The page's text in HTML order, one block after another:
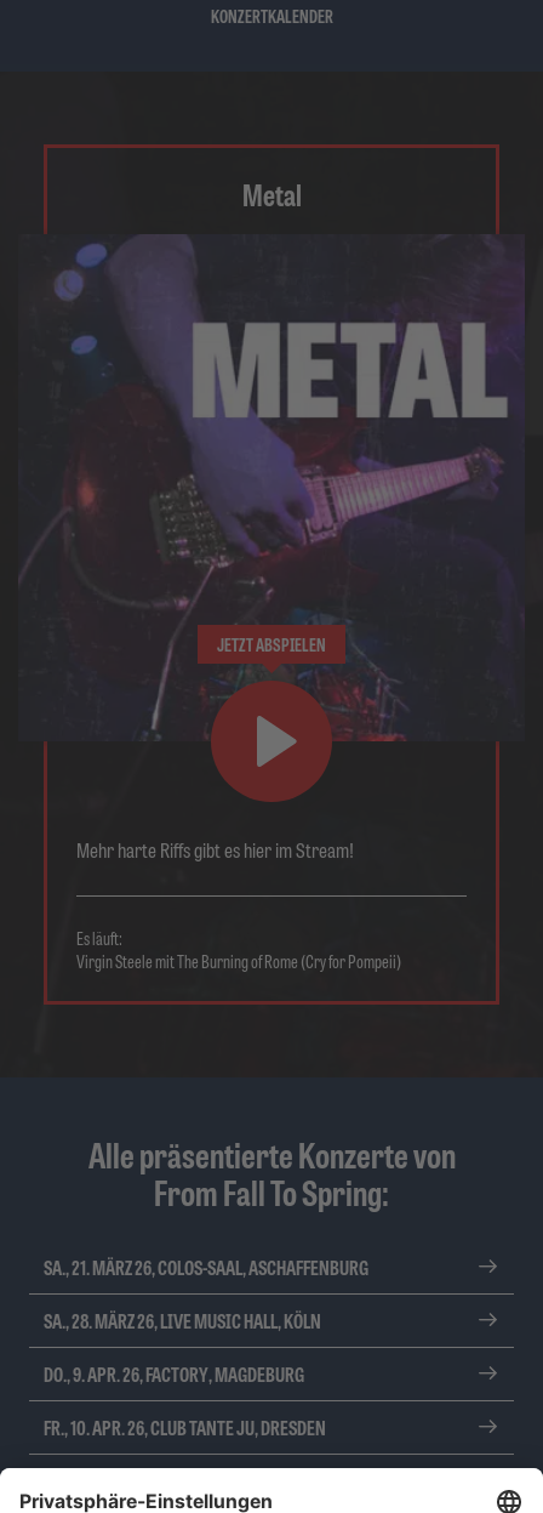
KONZERTKALENDER
Metal
JETZT ABSPIELEN
Mehr harte Riffs gibt es hier im Stream!
Es läuft:
Virgin Steele mit The Burning of Rome (Cry for Pompeii)
Alle präsentierte Konzerte von
From Fall To Spring:
SA., 21. MÄRZ 26, COLOS-SAAL, ASCHAFFENBURG
SA., 28. MÄRZ 26, LIVE MUSIC HALL, KÖLN
DO., 9. APR. 26, FACTORY, MAGDEBURG
FR., 10. APR. 26, CLUB TANTE JU, DRESDEN